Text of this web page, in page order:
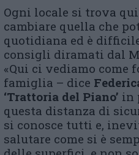
Ogni locale si trova
cambiare quella che
quotidiana ed è
consigli diramati dal
«Qui ci vediamo come
famiglia – dice
‘Trattoria del Piano’ in
questa distanza di
si conosce tutti e,
salutare come si è